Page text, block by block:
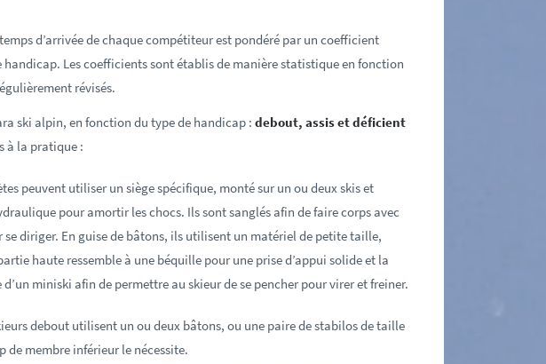
d’arrivée de chaque compétiteur est pondéré par un coefficient
handicap. Les coefficients sont établis de manière statistique en fonction
révisés.
ski alpin, en fonction du type de handicap : debout, assis et déficient
à la pratique :
peuvent utiliser un siège spécifique, monté sur un ou deux skis et
pour amortir les chocs. Ils sont sanglés afin de faire corps avec
diriger. En guise de bâtons, ils utilisent un matériel de petite taille,
haute ressemble à une béquille pour une prise d’appui solide et la
miniski afin de permettre au skieur de se pencher pour virer et freiner.
debout utilisent un ou deux bâtons, ou une paire de stabilos de taille
de membre inférieur le nécessite.